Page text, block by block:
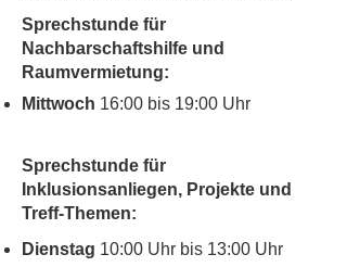
Sprechstunde für
Nachbarschaftshilfe und
Raumvermietung:
Mittwoch 16:00 bis 19:00 Uhr
Sprechstunde für
Inklusionsanliegen, Projekte und
Treff-Themen:
Dienstag 10:00 Uhr bis 13:00 Uhr